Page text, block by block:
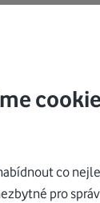
co
pro